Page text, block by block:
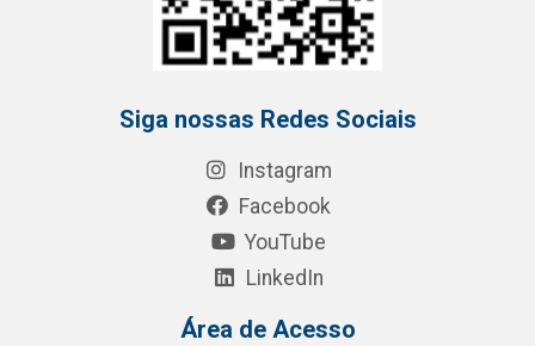
Siga nossas Redes Sociais
Instagram
Facebook
YouTube
LinkedIn
Área de Acesso